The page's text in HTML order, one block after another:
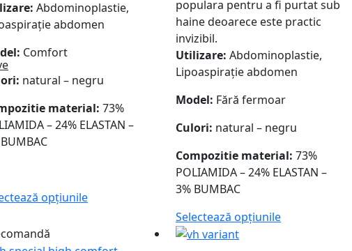
Abdominoplastie,
abdomen
Comfort
natural – negru
material: 73%
– 24% ELASTAN –
opțiunile
populara pentru a fi purtat sub
haine deoarece este practic
invizibil.
Utilizare: Abdominoplastie,
Lipoaspirație abdomen
Model: Fără fermoar
Culori: natural – negru
Compozitie material: 73%
POLIAMIDA – 24% ELASTAN –
3% BUMBAC
Selectează opțiunile